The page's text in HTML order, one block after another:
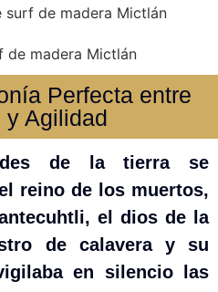
Perfecta entre
y Agilidad
de la tierra se
reino de los muertos,
el dios de la
de calavera y su
en silencio las